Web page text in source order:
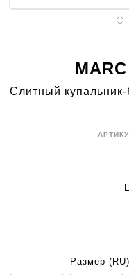
Слитный
Размер (RU)